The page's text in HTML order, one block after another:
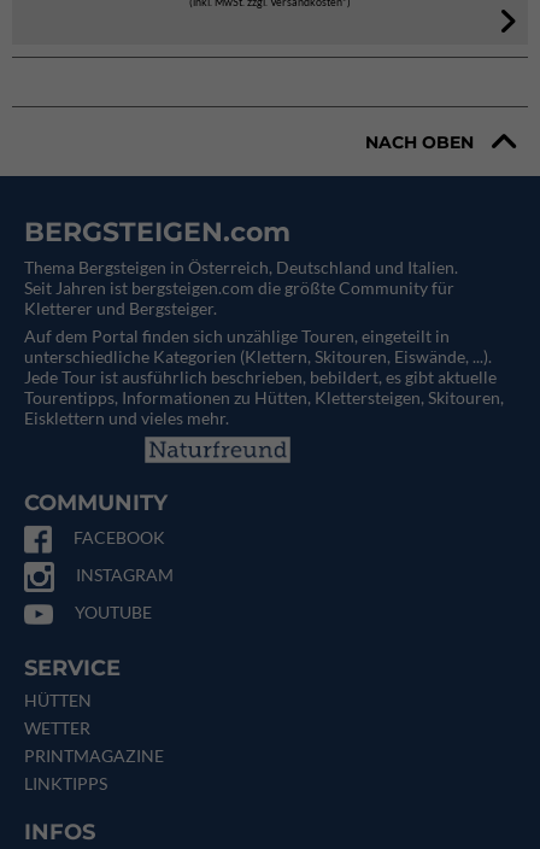
NACH OBEN
BERGSTEIGEN.com
Thema Bergsteigen in Österreich, Deutschland und Italien.
Seit Jahren ist bergsteigen.com die größte Community für
Kletterer und Bergsteiger.
Auf dem Portal finden sich unzählige Touren, eingeteilt in
unterschiedliche Kategorien (Klettern, Skitouren, Eiswände, ...).
Jede Tour ist ausführlich beschrieben, bebildert, es gibt aktuelle
Tourentipps, Informationen zu Hütten, Klettersteigen, Skitouren,
Eisklettern und vieles mehr.
COMMUNITY
FACEBOOK
INSTAGRAM
YOUTUBE
SERVICE
HÜTTEN
WETTER
PRINTMAGAZINE
LINKTIPPS
INFOS